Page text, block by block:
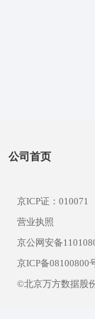
公司首页
京ICP证：010071
营业执照
京公网安备
京ICP备08100800
©北京万方数据股